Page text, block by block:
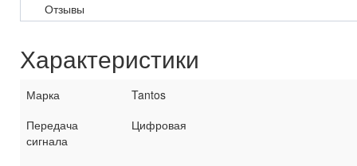
Отзывы
Характеристики
Марка
Tantos
Передача
сигнала
Цифровая